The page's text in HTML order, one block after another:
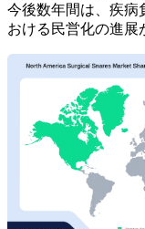
今後数年間は、疾病
おける民営化の進展